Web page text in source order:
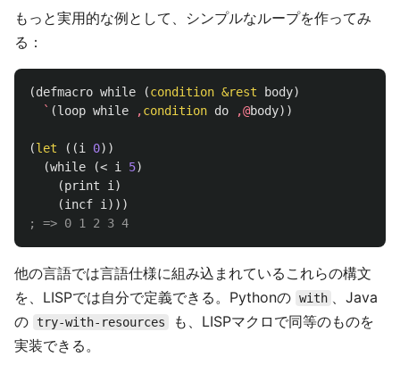
もっと実用的な例として、シンプルなループを作ってみ
る：
(defmacro while (condition &rest body)
` (loop while ,condition do ,@body))
(let ((i 0))
(while (< i 5)
(print i )
(incf i )))
; => 0 1 2 3 4
他の言語では言語仕様に組み込まれているこれらの構文
を、LISPでは自分で定義できる。Pythonの with 、Java
の
try-with-resources
も、LISPマクロで同等のものを
実装できる。